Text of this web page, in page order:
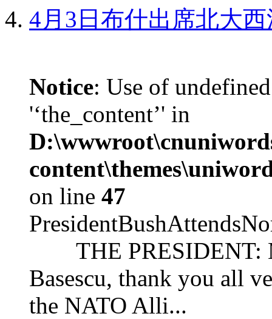
4月3日布什出席北大
Notice: Use of
'‘the_content’' in
on line 47
THE PRESIDENT:
Basescu, thank you all
the NATO Alli...